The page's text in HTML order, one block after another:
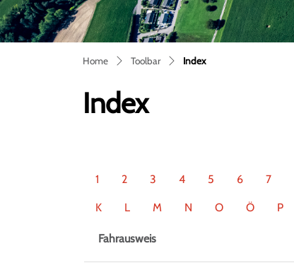
Home Toolbar Index(ausgewählt)
Index
1 2 3 4 5 6 7
K L M N O Ö P
Fahrausweis